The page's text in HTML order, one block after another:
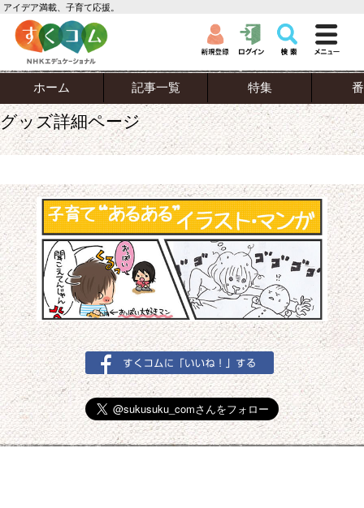
アイデア満載、子育て応援。
ホーム 記事一覧 特集
グッズ詳細ページ